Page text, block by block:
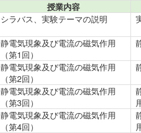
授業内容
シラバス、実験テーマの説明
静電気現象及び電流の磁気作用
（第1回）
静電気現象及び電流の磁気作用
（第2回）
静電気現象及び電流の磁気作用
（第3回）
静電気現象及び電流の磁気作用
（第4回）